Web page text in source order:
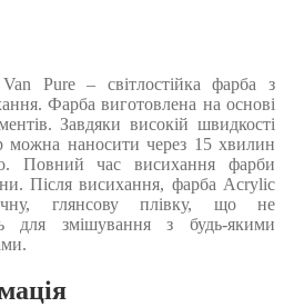
Pure – світлостійка фарба з
Фарба виготовлена на основі
Завдяки високій швидкості
можна наносити через 15 хвилин
Повний час висихання фарби
Після висихання, фарба Acrylic
глянсову плівку, що не
для змішування з будь-якими